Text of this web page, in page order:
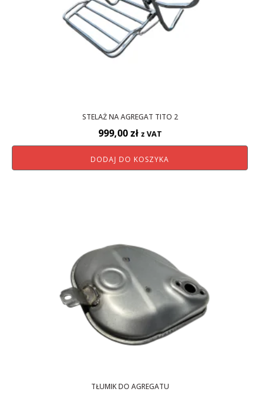
STELAŻ NA AGREGAT TITO 2
999,00 zł z VAT
DODAJ DO KOSZYKA
TŁUMIK DO AGREGATU